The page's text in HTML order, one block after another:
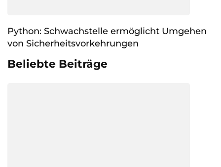
Python: Schwachstelle ermöglicht Umgehen
von Sicherheitsvorkehrungen
Beliebte Beiträge